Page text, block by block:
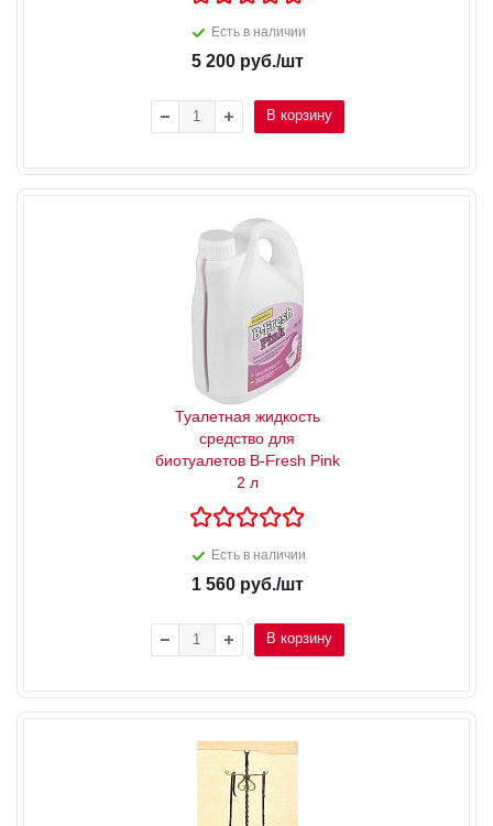
Есть в наличии
5 200руб./шт
В корзину
Туалетная жидкость
средство для
биотуалетов B-Fresh Pink
2 л
Есть в наличии
1 560руб./шт
В корзину